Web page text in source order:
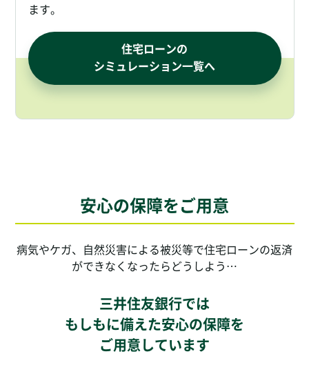
ます。
住宅ローンの
シミュレーション一覧へ
安心の保障をご用意
病気やケガ、自然災害による被災等で住宅ローンの返済
ができなくなったらどうしよう…
三井住友銀行では
もしもに備えた安心の保障を
ご用意しています